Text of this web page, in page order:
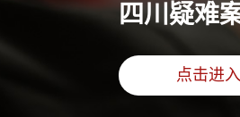
四川疑难
点击进入